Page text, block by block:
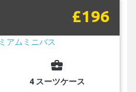
£196
business_center
4 スーツケース